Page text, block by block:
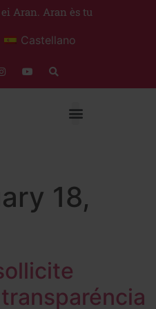
Aran. Aran ès tu
Castellano
18,